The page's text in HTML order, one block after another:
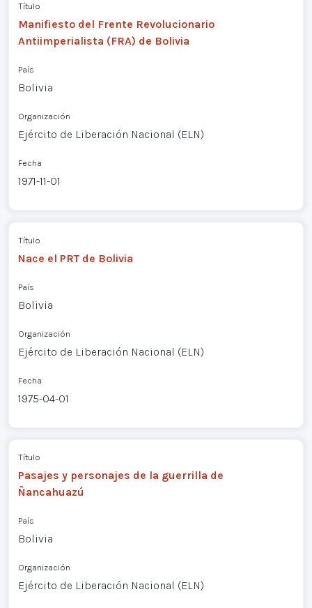
Título
Manifiesto del Frente Revolucionario
Antiimperialista (FRA) de Bolivia
País
Bolivia
Organización
Ejército de Liberación Nacional (ELN)
Fecha
1971-11-01
Título
Nace el PRT de Bolivia
País
Bolivia
Organización
Ejército de Liberación Nacional (ELN)
Fecha
1975-04-01
Título
Pasajes y personajes de la guerrilla de
Ñancahuazú
País
Bolivia
Organización
Ejército de Liberación Nacional (ELN)